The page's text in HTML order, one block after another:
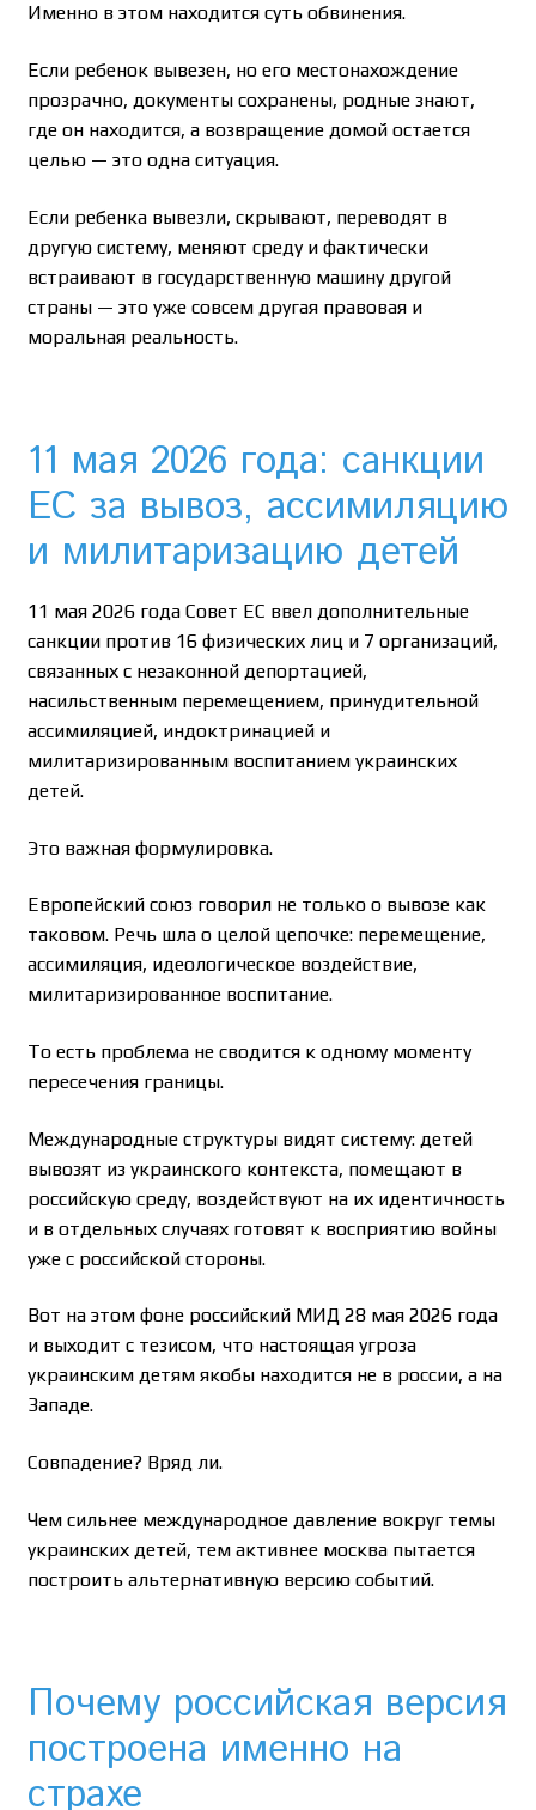
Именно в этом находится суть обвинения.
Если ребенок вывезен, но его местонахождение
прозрачно, документы сохранены, родные знают,
где он находится, а возвращение домой остается
целью — это одна ситуация.
Если ребенка вывезли, скрывают, переводят в
другую систему, меняют среду и фактически
встраивают в государственную машину другой
страны — это уже совсем другая правовая и
моральная реальность.
11 мая 2026 года: санкции
ЕС за вывоз, ассимиляцию
и милитаризацию детей
11 мая 2026 года Совет ЕС ввел дополнительные
санкции против 16 физических лиц и 7 организаций,
связанных с незаконной депортацией,
насильственным перемещением, принудительной
ассимиляцией, индоктринацией и
милитаризированным воспитанием украинских
детей.
Это важная формулировка.
Европейский союз говорил не только о вывозе как
таковом. Речь шла о целой цепочке: перемещение,
ассимиляция, идеологическое воздействие,
милитаризированное воспитание.
То есть проблема не сводится к одному моменту
пересечения границы.
Международные структуры видят систему: детей
вывозят из украинского контекста, помещают в
российскую среду, воздействуют на их идентичность
и в отдельных случаях готовят к восприятию войны
уже с российской стороны.
Вот на этом фоне российский МИД 28 мая 2026 года
и выходит с тезисом, что настоящая угроза
украинским детям якобы находится не в россии, а на
Западе.
Совпадение? Вряд ли.
Чем сильнее международное давление вокруг темы
украинских детей, тем активнее москва пытается
построить альтернативную версию событий.
Почему российская версия
построена именно на
страхе